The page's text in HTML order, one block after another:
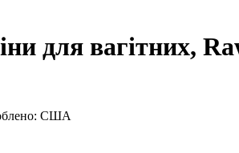
для вагітних,
США